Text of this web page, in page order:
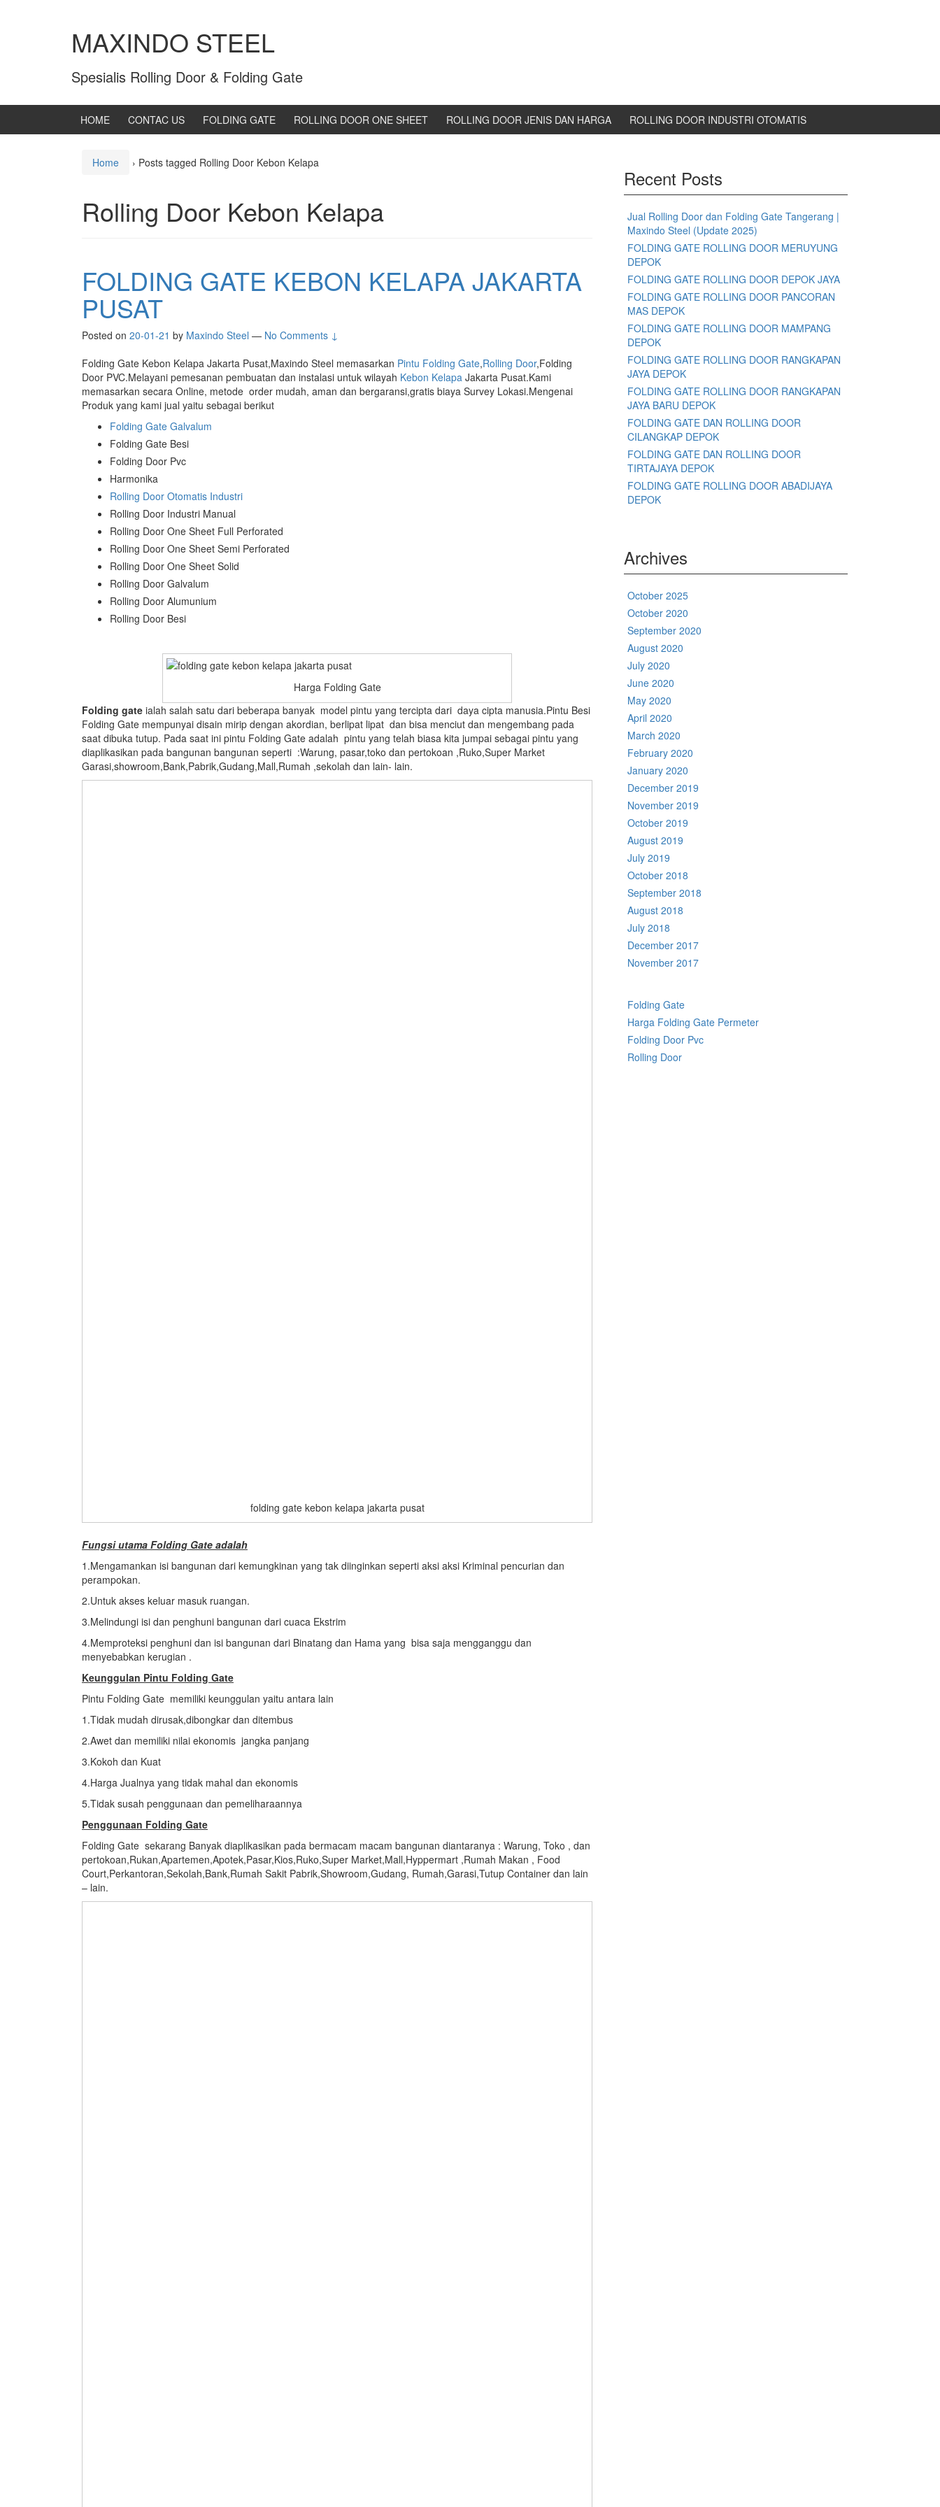
MAXINDO STEEL
Spesialis Rolling Door & Folding Gate
HOME CONTAC US FOLDING GATE ROLLING DOOR ONE SHEET ROLLING DOOR JENIS DAN HARGA ROLLING DOOR INDUSTRI OTOMATIS
Home › Posts tagged Rolling Door Kebon Kelapa
Rolling Door Kebon Kelapa
FOLDING GATE KEBON KELAPA JAKARTA
PUSAT
Posted on 20-01-21 by Maxindo Steel — No Comments ↓
Folding Gate Kebon Kelapa Jakarta Pusat,Maxindo Steel memasarkan Pintu Folding Gate,Rolling Door,Folding
Door PVC.Melayani pemesanan pembuatan dan instalasi untuk wilayah Kebon Kelapa Jakarta Pusat.Kami
memasarkan secara Online, metode order mudah, aman dan bergaransi,gratis biaya Survey Lokasi.Mengenai
Produk yang kami jual yaitu sebagai berikut
Folding Gate Galvalum
Folding Gate Besi
Folding Door Pvc
Harmonika
Rolling Door Otomatis Industri
Rolling Door Industri Manual
Rolling Door One Sheet Full Perforated
Rolling Door One Sheet Semi Perforated
Rolling Door One Sheet Solid
Rolling Door Galvalum
Rolling Door Alumunium
Rolling Door Besi
Harga Folding Gate
Folding gate ialah salah satu dari beberapa banyak model pintu yang tercipta dari daya cipta manusia.Pintu Besi
Folding Gate mempunyai disain mirip dengan akordian, berlipat lipat dan bisa menciut dan mengembang pada
saat dibuka tutup. Pada saat ini pintu Folding Gate adalah pintu yang telah biasa kita jumpai sebagai pintu yang
diaplikasikan pada bangunan bangunan seperti :Warung, pasar,toko dan pertokoan ,Ruko,Super Market
Garasi,showroom,Bank,Pabrik,Gudang,Mall,Rumah ,sekolah dan lain- lain.
folding gate kebon kelapa jakarta pusat
Fungsi utama Folding Gate adalah
1.Mengamankan isi bangunan dari kemungkinan yang tak diinginkan seperti aksi aksi Kriminal pencurian dan
perampokan.
2.Untuk akses keluar masuk ruangan.
3.Melindungi isi dan penghuni bangunan dari cuaca Ekstrim
4.Memproteksi penghuni dan isi bangunan dari Binatang dan Hama yang bisa saja mengganggu dan
menyebabkan kerugian .
Keunggulan Pintu Folding Gate
Pintu Folding Gate memiliki keunggulan yaitu antara lain
1.Tidak mudah dirusak,dibongkar dan ditembus
2.Awet dan memiliki nilai ekonomis jangka panjang
3.Kokoh dan Kuat
4.Harga Jualnya yang tidak mahal dan ekonomis
5.Tidak susah penggunaan dan pemeliharaannya
Penggunaan Folding Gate
Folding Gate sekarang Banyak diaplikasikan pada bermacam macam bangunan diantaranya : Warung, Toko , dan
pertokoan,Rukan,Apartemen,Apotek,Pasar,Kios,Ruko,Super Market,Mall,Hyppermart ,Rumah Makan , Food
Court,Perkantoran,Sekolah,Bank,Rumah Sakit Pabrik,Showroom,Gudang, Rumah,Garasi,Tutup Container dan lain
– lain.
Recent Posts
Jual Rolling Door dan Folding Gate Tangerang |
Maxindo Steel (Update 2025)
FOLDING GATE ROLLING DOOR MERUYUNG
DEPOK
FOLDING GATE ROLLING DOOR DEPOK JAYA
FOLDING GATE ROLLING DOOR PANCORAN
MAS DEPOK
FOLDING GATE ROLLING DOOR MAMPANG
DEPOK
FOLDING GATE ROLLING DOOR RANGKAPAN
JAYA DEPOK
FOLDING GATE ROLLING DOOR RANGKAPAN
JAYA BARU DEPOK
FOLDING GATE DAN ROLLING DOOR
CILANGKAP DEPOK
FOLDING GATE DAN ROLLING DOOR
TIRTAJAYA DEPOK
FOLDING GATE ROLLING DOOR ABADIJAYA
DEPOK
Archives
October 2025
October 2020
September 2020
August 2020
July 2020
June 2020
May 2020
April 2020
March 2020
February 2020
January 2020
December 2019
November 2019
October 2019
August 2019
July 2019
October 2018
September 2018
August 2018
July 2018
December 2017
November 2017
Folding Gate
Harga Folding Gate Permeter
Folding Door Pvc
Rolling Door